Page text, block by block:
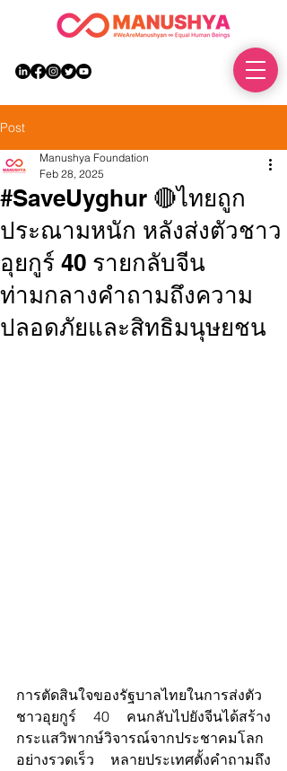
Post
#SaveUyghur 🔴ไทยถูก
ประณามหนัก หลังส่งตัวชาว
อุยกูร์ 40 รายกลับจีน
ท่ามกลางคำถามถึงความ
ปลอดภัยและสิทธิมนุษยชน
Manushya Foundation
Feb 28, 2025
การตัดสินใจของรัฐบาลไทยในการส่งตัว
ชาวอุยกูร์ 40 คนกลับไปยังจีนได้สร้าง
กระแสวิพากษ์วิจารณ์จากประชาคมโลก
อย่างรวดเร็ว หลายประเทศตั้งคำถามถึง